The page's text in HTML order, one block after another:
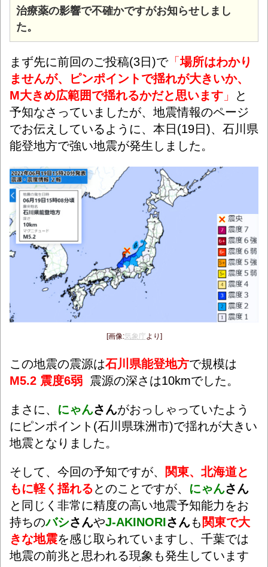
治療薬の影響で不確かですがお知らせしまし
た。
まず先に前回のご投稿(3日)で「場所はわかり
ませんが、ピンポイントで揺れが大きいか、
M大きめ広範囲で揺れるかだと思います 」
と
予知なさっていましたが、地震情報のページ
でお伝えしているように、本日(19日)、石川県
能登地方で強い地震が発生しました。
[画像:気象庁より]
この地震の震源は石川県能登地方で規模は
M5.2 震度6弱
震源の深さは10kmでした。
まさに、 にゃんさんがおっしゃっていたよう
にピンポイント(石川県珠洲市)で揺れが大きい
地震となりました。
そして、今回の予知ですが、
関東、北海道と
もに軽く揺れるとのことですが、 にゃんさん
と同じく非常に精度の高い地震予知能力をお
持ちのバシさんやJ-AKINORIさんも 関東で大
きな地震を感じ取られていますし、千葉では
地震の前兆と思われる現象も発生しています